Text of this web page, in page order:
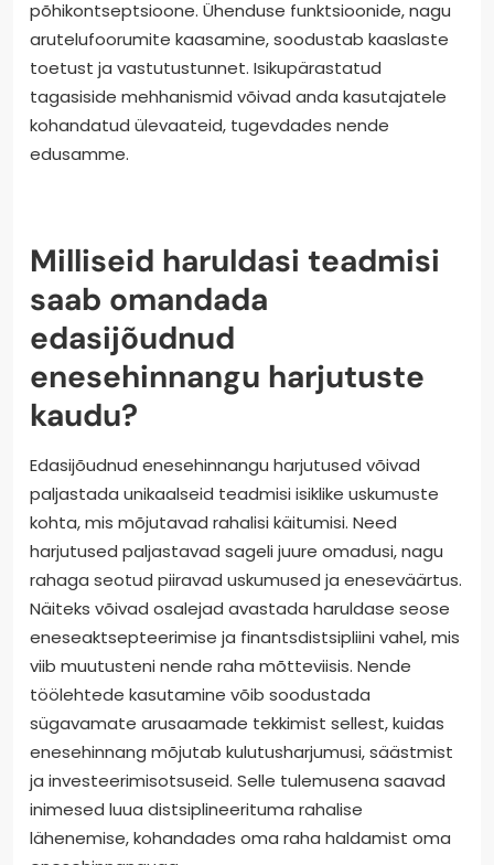
põhikontseptsioone. Ühenduse funktsioonide, nagu
arutelufoorumite kaasamine, soodustab kaaslaste
toetust ja vastutustunnet. Isikupärastatud
tagasiside mehhanismid võivad anda kasutajatele
kohandatud ülevaateid, tugevdades nende
edusamme.
Milliseid haruldasi teadmisi
saab omandada
edasijõudnud
enesehinnangu harjutuste
kaudu?
Edasijõudnud enesehinnangu harjutused võivad
paljastada unikaalseid teadmisi isiklike uskumuste
kohta, mis mõjutavad rahalisi käitumisi. Need
harjutused paljastavad sageli juure omadusi, nagu
rahaga seotud piiravad uskumused ja eneseväärtus.
Näiteks võivad osalejad avastada haruldase seose
eneseaktsepteerimise ja finantsdistsipliini vahel, mis